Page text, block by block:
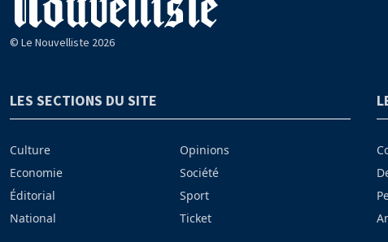
© Le Nouvelliste 2026
LES SECTIONS DU SITE
Culture
Economie
Éditorial
National
Opinions
Société
Sport
Ticket